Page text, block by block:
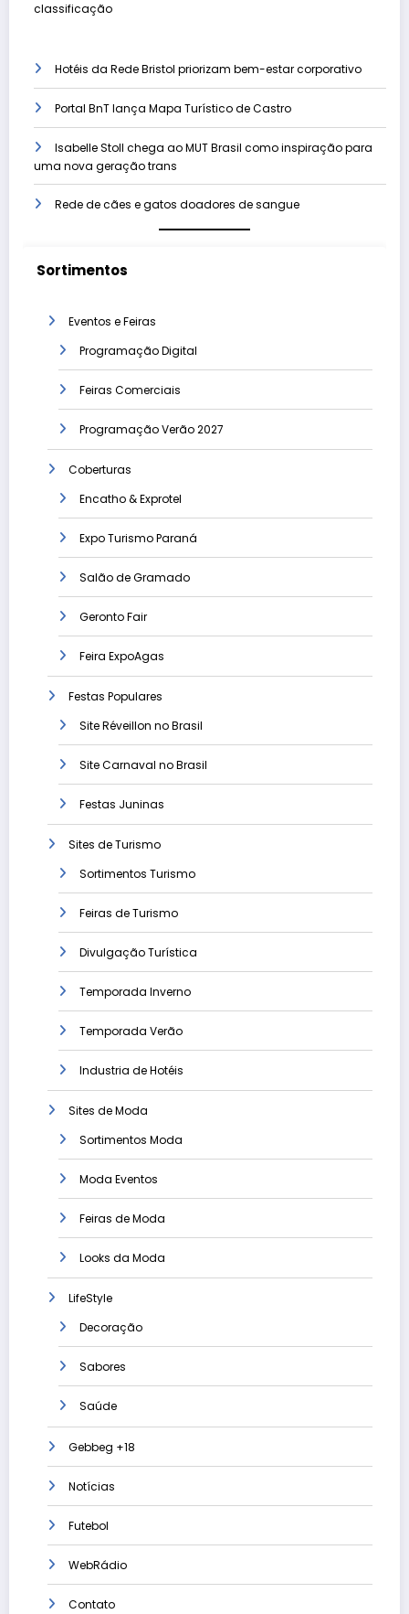
classificação
Hotéis da Rede Bristol priorizam bem-estar corporativo
Portal BnT lança Mapa Turístico de Castro
Isabelle Stoll chega ao MUT Brasil como inspiração para
uma nova geração trans
Rede de cães e gatos doadores de sangue
Sortimentos
Eventos e Feiras
Programação Digital
Feiras Comerciais
Programação Verão 2027
Coberturas
Encatho & Exprotel
Expo Turismo Paraná
Salão de Gramado
Geronto Fair
Feira ExpoAgas
Festas Populares
Site Réveillon no Brasil
Site Carnaval no Brasil
Festas Juninas
Sites de Turismo
Sortimentos Turismo
Feiras de Turismo
Divulgação Turística
Temporada Inverno
Temporada Verão
Industria de Hotéis
Sites de Moda
Sortimentos Moda
Moda Eventos
Feiras de Moda
Looks da Moda
LifeStyle
Decoração
Sabores
Saúde
Gebbeg +18
Notícias
Futebol
WebRádio
Contato